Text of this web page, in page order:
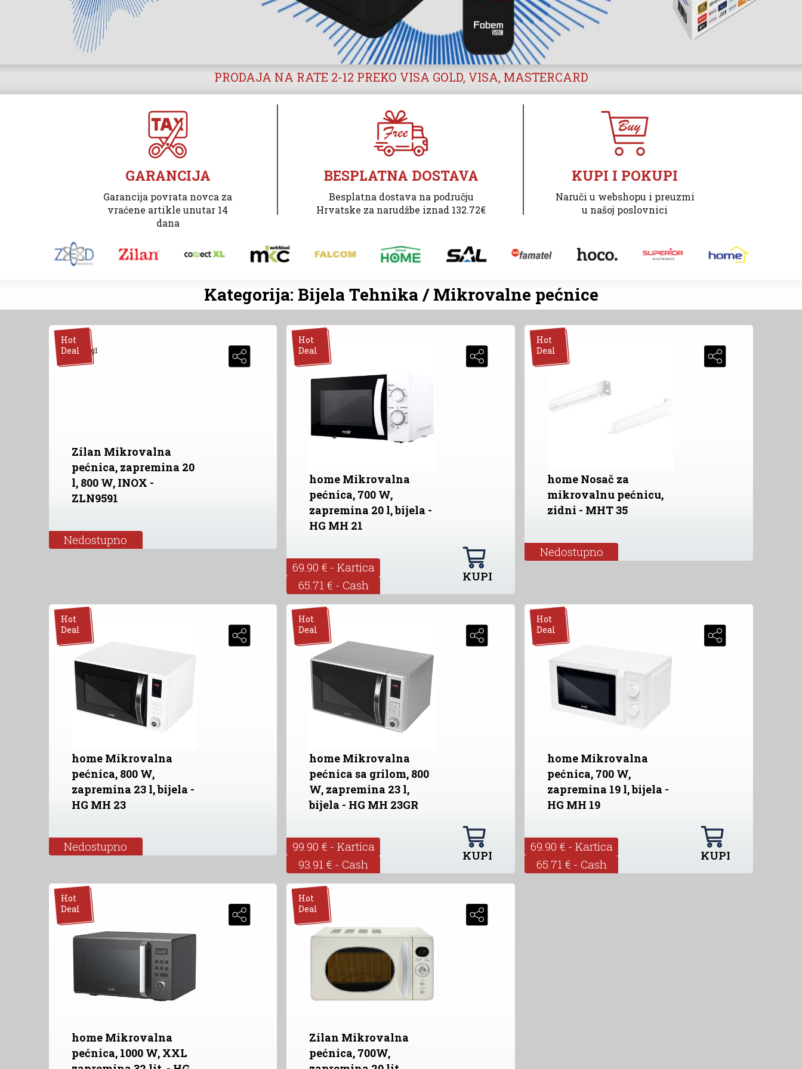
PRODAJA NA RATE 2-12 PREKO VISA GOLD, VISA, MASTERCARD
GARANCIJA
Garancija povrata novca za
vraćene artikle unutar 14
dana
BESPLATNA DOSTAVA
Besplatna dostava na području
Hrvatske za narudžbe iznad 132.72€
KUPI I POKUPI
Naruči u webshopu i preuzmi
u našoj poslovnici
Kategorija: Bijela Tehnika / Mikrovalne pećnice
Hot
Deal
Zilan Mikrovalna
pećnica, zapremina 20
l, 800 W, INOX -
ZLN9591
Nedostupno
Hot
Deal
home Mikrovalna
pećnica, 700 W,
zapremina 20 l, bijela -
HG MH 21
69.90 € - Kartica
65.71 € - Cash
KUPI
Hot
Deal
home Nosač za
mikrovalnu pećnicu,
zidni - MHT 35
Nedostupno
Hot
Deal
home Mikrovalna
pećnica, 800 W,
zapremina 23 l, bijela -
HG MH 23
Nedostupno
Hot
Deal
home Mikrovalna
pećnica sa grilom, 800
W, zapremina 23 l,
bijela - HG MH 23GR
99.90 € - Kartica
93.91 € - Cash
KUPI
Hot
Deal
home Mikrovalna
pećnica, 700 W,
zapremina 19 l, bijela -
HG MH 19
69.90 € - Kartica
65.71 € - Cash
KUPI
Hot
Deal
home Mikrovalna
pećnica, 1000 W, XXL
Hot
Deal
Zilan Mikrovalna
pećnica, 700W,